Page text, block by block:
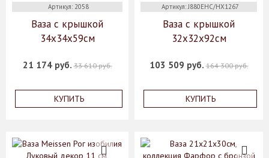
Артикул: 2058
Ваза с крышкой
34x34x59см
21 174 руб.33 610 руб.
КУПИТЬ
Артикул: J880EHC/HX1267
Ваза с крышкой
32х32х92см
103 509 руб.164 300 руб.
КУПИТЬ